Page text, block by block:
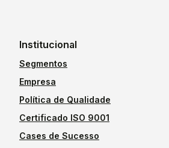
Institucional
Segmentos
Empresa
Política de Qualidade
Certificado ISO 9001
Cases de Sucesso